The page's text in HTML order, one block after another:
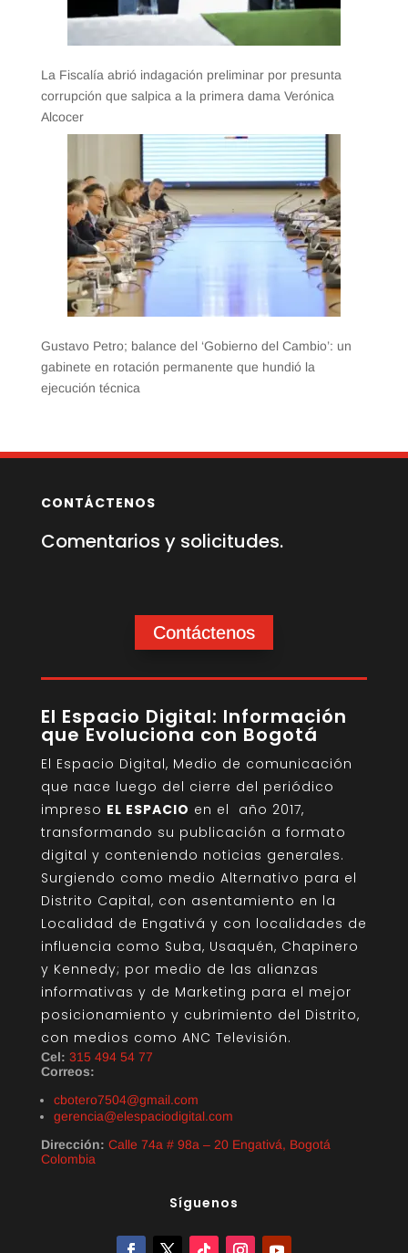
La Fiscalía abrió indagación preliminar por presunta
corrupción que salpica a la primera dama Verónica
Alcocer
Gustavo Petro; balance del ‘Gobierno del Cambio’: un
gabinete en rotación permanente que hundió la
ejecución técnica
CONTÁCTENOS
Comentarios y solicitudes.
Contáctenos
El Espacio Digital: Información
que Evoluciona con Bogotá
El Espacio Digital, Medio de comunicación
que nace luego del cierre del periódico
impreso EL ESPACIO en el año 2017,
transformando su publicación a formato
digital y conteniendo noticias generales.
Surgiendo como medio Alternativo para el
Distrito Capital, con asentamiento en la
Localidad de Engativá y con localidades de
influencia como Suba, Usaquén, Chapinero
y Kennedy; por medio de las alianzas
informativas y de Marketing para el mejor
posicionamiento y cubrimiento del Distrito,
con medios como ANC Televisión.
Cel: 315 494 54 77
Correos:
cbotero7504@gmail.com
gerencia@elespaciodigital.com
Dirección: Calle 74a # 98a – 20 Engativá, Bogotá
Colombia
Síguenos